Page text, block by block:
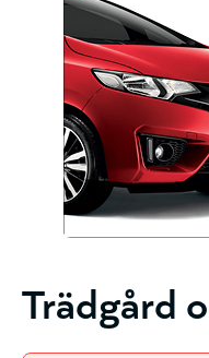
Trädgård